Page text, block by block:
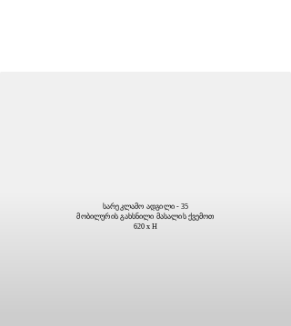
სარეკლამო ადგილი - 35
მობილურის გახსნილი მასალის ქვემოთ
620 x H